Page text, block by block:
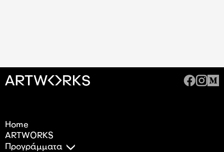
Home
ARTWORKS
Προγράμματα